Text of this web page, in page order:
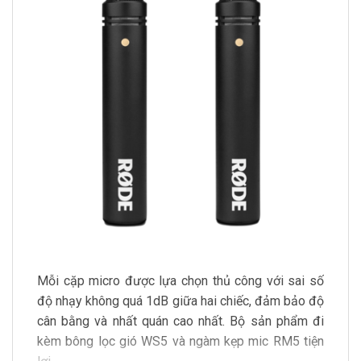
Mỗi cặp micro được lựa chọn thủ công với sai số
độ nhạy không quá 1dB giữa hai chiếc, đảm bảo độ
cân bằng và nhất quán cao nhất. Bộ sản phẩm đi
kèm bông lọc gió WS5 và ngàm kẹp mic RM5 tiện